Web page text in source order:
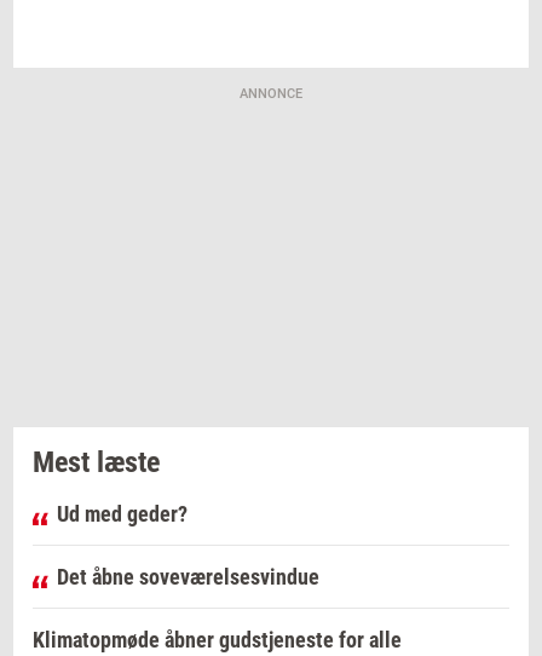
ANNONCE
Mest læste
Ud med geder?
Det åbne soveværelsesvindue
Klimatopmøde åbner gudstjeneste for alle